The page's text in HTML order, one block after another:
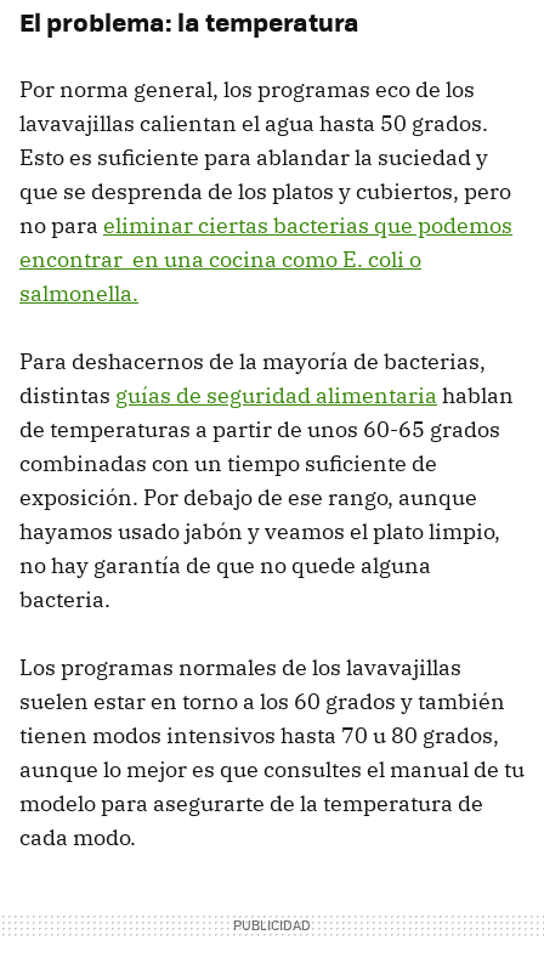
El problema: la temperatura
Por norma general, los programas eco de los
lavavajillas calientan el agua hasta 50 grados.
Esto es suficiente para ablandar la suciedad y
que se desprenda de los platos y cubiertos, pero
no para eliminar ciertas bacterias que podemos
encontrar en una cocina como E. coli o
salmonella.
Para deshacernos de la mayoría de bacterias,
distintas guías de seguridad alimentaria hablan
de temperaturas a partir de unos 60-65 grados
combinadas con un tiempo suficiente de
exposición. Por debajo de ese rango, aunque
hayamos usado jabón y veamos el plato limpio,
no hay garantía de que no quede alguna
bacteria.
Los programas normales de los lavavajillas
suelen estar en torno a los 60 grados y también
tienen modos intensivos hasta 70 u 80 grados,
aunque lo mejor es que consultes el manual de tu
modelo para asegurarte de la temperatura de
cada modo.